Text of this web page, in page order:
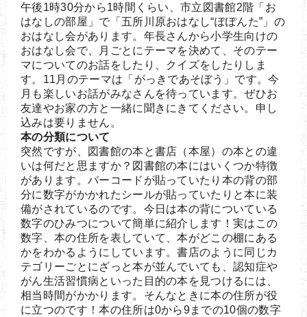
午後1時30分から1時間くらい、市立図書館2階「お
はなしの部屋」で「五所川原おはなし“ぽぽんた”」の
おはなし会があります。年長さんから小学生向けの
おはなし会で、月ごとにテーマを決めて、そのテー
マについてのお話をしたり、クイズをしたりしま
す。11月のテーマは「がっきであそぼう」です。今
月も楽しいお話がみなさんを待っています。ぜひお
友達やお家の方と一緒に聞きにきてください。申し
込みは要りません。
本の分類について
突然ですが、図書館の本と書店（本屋）の本との違
いは何だと思ますか？図書館の本にはいくつか特徴
があります。バーコードが貼っていたり本の背の部
分に数字がかかれたシールが貼っていたりと本に装
備がされているのです。今日は本の背についている
数字のひみつについて簡単に紹介します！実はこの
数字、本の住所を表していて、本がどこの棚にある
かをわかるようにしています。書店のように同じカ
テゴリーごとにざっと本が並んでいても、認知症や
がん生活習慣病といった目的の本を見つけるには、
相当時間がかかります。そんなときに本の住所が役
に立つのです！本の住所は0から9までの10個の数字